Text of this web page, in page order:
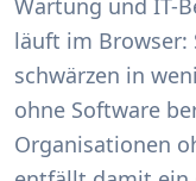
Wartung und IT-
läuft im Browser:
schwärzen in
ohne Software
Organisationen